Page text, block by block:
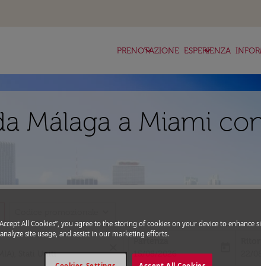
PRENOTAZIONE
keyboard_arrow_down ESPERIENZA
keyboard_arrow_down
Málaga a Miami
Partenza
fc-booking-departure-date-aria-
15/08/2026
fc-
All Cookies”, you agree to the storing of cookies on your device to enhance
site usage, and assist in our marketing efforts.